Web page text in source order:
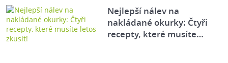
Nejlepší nálev na
nakládané okurky: Čtyři
recepty, které musíte…